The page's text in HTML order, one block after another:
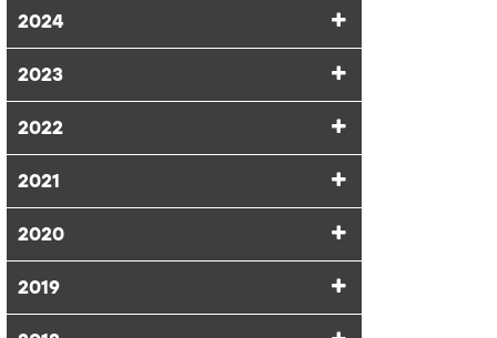
2024
2023
2022
2021
2020
2019